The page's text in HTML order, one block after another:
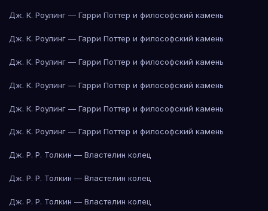
Дж. К. Роулинг — Гарри Поттер и философский камень
Дж. К. Роулинг — Гарри Поттер и философский камень
Дж. К. Роулинг — Гарри Поттер и философский камень
Дж. К. Роулинг — Гарри Поттер и философский камень
Дж. К. Роулинг — Гарри Поттер и философский камень
Дж. К. Роулинг — Гарри Поттер и философский камень
Дж. Р. Р. Толкин — Властелин колец
Дж. Р. Р. Толкин — Властелин колец
Дж. Р. Р. Толкин — Властелин колец